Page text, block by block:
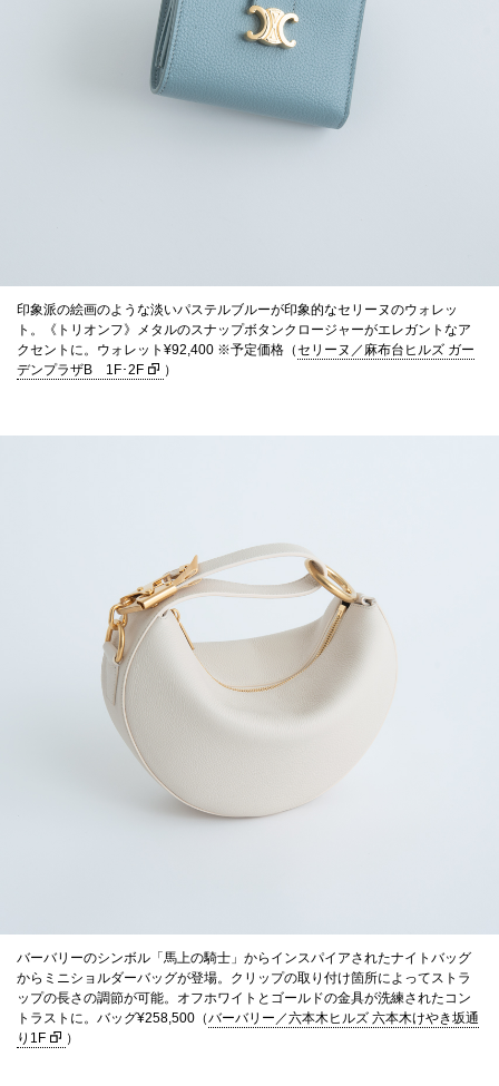
印象派の絵画のような淡いパステルブルーが印象的なセリーヌのウォレッ
ト。《トリオンフ》メタルのスナップボタンクロージャーがエレガントなア
クセントに。ウォレット¥92,400 ※予定価格（セリーヌ／麻布台ヒルズ ガー
デンプラザB 1F･2F
）
バーバリーのシンボル「馬上の騎士」からインスパイアされたナイトバッグ
からミニショルダーバッグが登場。クリップの取り付け箇所によってストラ
ップの長さの調節が可能。オフホワイトとゴールドの金具が洗練されたコン
トラストに。バッグ¥258,500（バーバリー／六本木ヒルズ 六本木けやき坂通
り1F
）